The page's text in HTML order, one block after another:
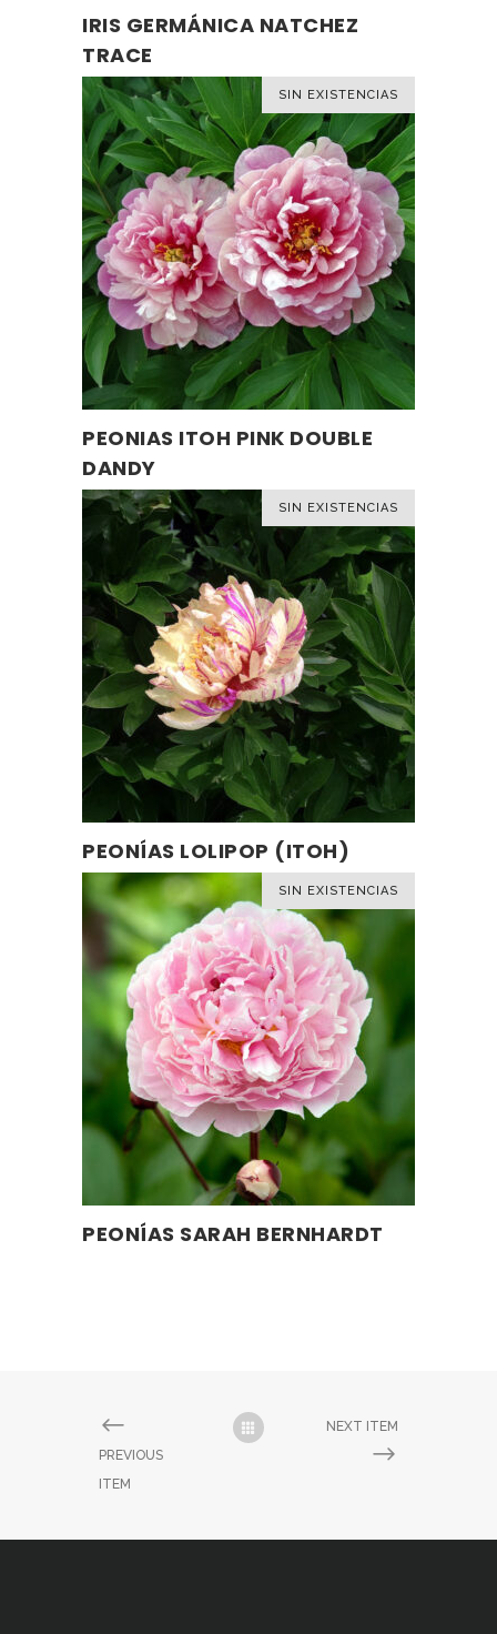
SELECCIONAR OPCIONES
producto
tiene
múltiples
variantes.
Las
opciones
se
pueden
elegir
en
la
página
de
producto
IRIS GERMÁNICA NATCHEZ
TRACE
SIN EXISTENCIAS
LEER MÁS
PEONIAS ITOH PINK DOUBLE
DANDY
SIN EXISTENCIAS
LEER MÁS
PEONÍAS LOLIPOP (ITOH)
SIN EXISTENCIAS
LEER MÁS
PEONÍAS SARAH BERNHARDT
PREVIOUS
ITEM
NEXT ITEM